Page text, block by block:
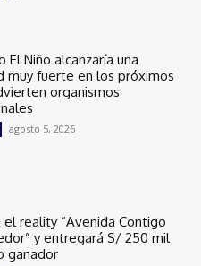
El Niño alcanzaría una
muy fuerte en los próximos
organismos
agosto 5, 2026
el reality “Avenida Contigo
y entregará S/ 250 mil
ganador